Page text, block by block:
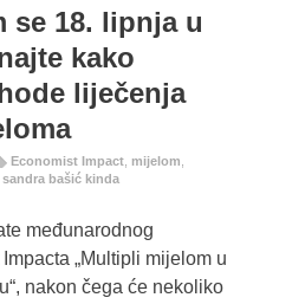
se 18. lipnja u
kako
liječenja
Economist Impact mijelom
sandra bašić kinda
međunarodnog
„Multipli mijelom u
nakon čega će nekoliko